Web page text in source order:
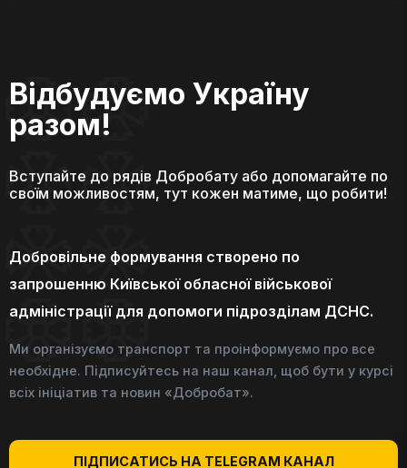
Відбудуємо Україну
разом!
Вступайте до рядів Добробату або допомагайте по
своїм можливостям, тут кожен матиме, що робити!
Добровільне формування створено по
запрошенню Київської обласної військової
адміністрації для допомоги підрозділам ДСНС.
Ми організуємо транспорт та проінформуємо про все
необхідне. Підписуйтесь на наш канал, щоб бути у курсі
всіх ініціатив та новин «Добробат».
ПІДПИСАТИСЬ НА TELEGRAM КАНАЛ